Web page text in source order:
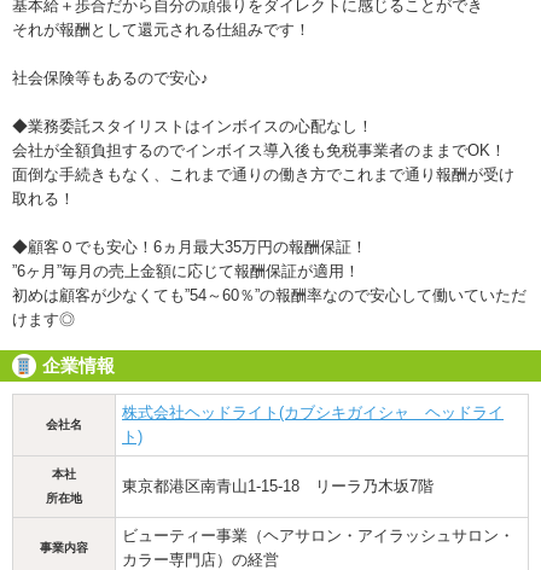
基本給＋歩合だから自分の頑張りをダイレクトに感じることができ
それが報酬として還元される仕組みです！
社会保険等もあるので安心♪
◆業務委託スタイリストはインボイスの心配なし！
会社が全額負担するのでインボイス導入後も免税事業者のままでOK！
面倒な手続きもなく、これまで通りの働き方でこれまで通り報酬が受け
取れる！
◆顧客０でも安心！6ヵ月最大35万円の報酬保証！
”6ヶ月”毎月の売上金額に応じて報酬保証が適用！
初めは顧客が少なくても”54～60％”の報酬率なので安心して働いていただ
けます◎
企業情報
会社名
株式会社ヘッドライト(カブシキガイシャ ヘッドライ
ト)
本社
所在地
東京都港区南青山1-15-18 リーラ乃木坂7階
事業内容
ビューティー事業（ヘアサロン・アイラッシュサロン・
カラー専門店）の経営